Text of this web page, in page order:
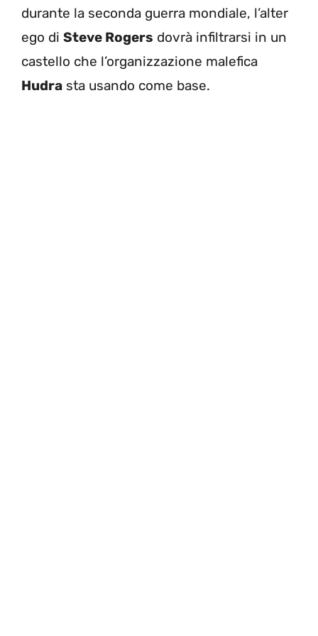
durante la seconda guerra mondiale, l’alter
ego di Steve Rogers dovrà infiltrarsi in un
castello che l’organizzazione malefica
Hudra sta usando come base.